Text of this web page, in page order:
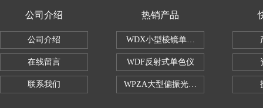
公司介绍
公司介绍
在线留言
联系我们
热销产品
WDX小型棱镜单色仪
WDF反射式单色仪
WPZA大型偏振光演示仪